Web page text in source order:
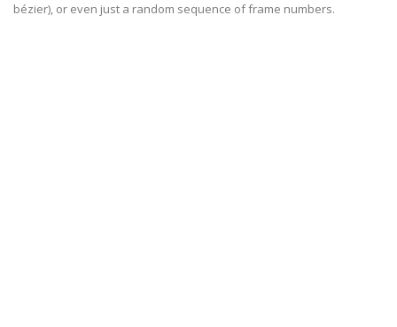
bézier), or even just a random sequence of frame numbers.